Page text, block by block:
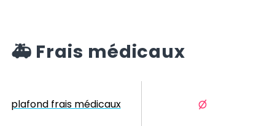
🚑 Frais médicaux
plafond frais médicaux